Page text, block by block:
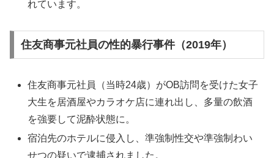
れています。
住友商事元社員の性的暴行事件（2019年）
住友商事元社員（当時24歳）がOB訪問を受けた女子
大生を居酒屋やカラオケ店に連れ出し、多量の飲酒
を強要して泥酔状態に。
宿泊先のホテルに侵入し、準強制性交や準強制わい
せつの疑いで逮捕されました。